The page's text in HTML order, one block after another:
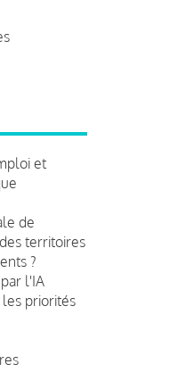
et
de
territoires
?
l'IA
priorités